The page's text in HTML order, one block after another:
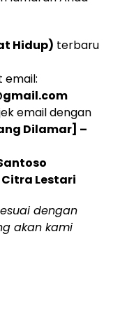
Hidup) terbaru
email:
email dengan
Dilamar] –
Citra Lestari
dengan
akan kami